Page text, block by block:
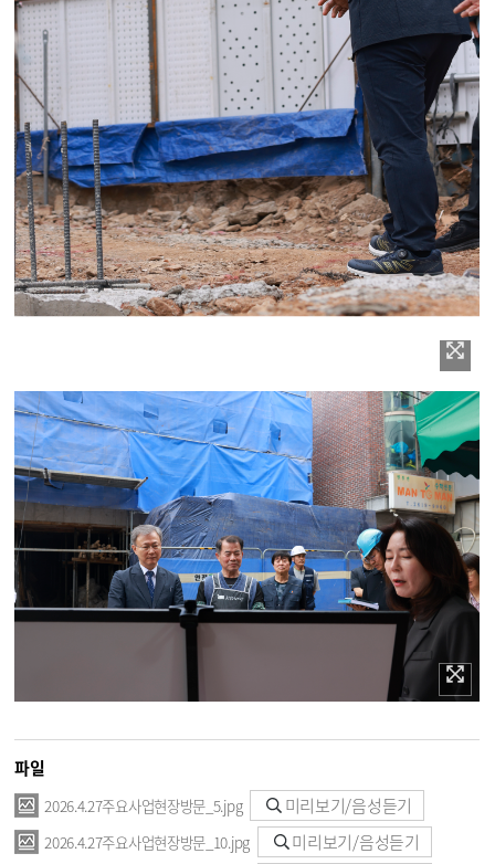
파일
2026.4.27주요사업현장방문_5.jpg 미리보기/음성듣기
2026.4.27주요사업현장방문_10.jpg 미리보기/음성듣기